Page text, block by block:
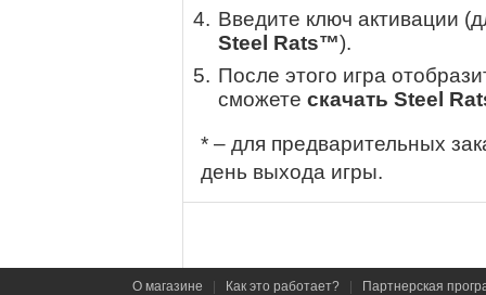
Введите ключ активации
Steel Rats™).
После этого игра
сможете скачать Steel
* – для предварительных
день выхода игры.
О магазине Как это работает? Партнерская